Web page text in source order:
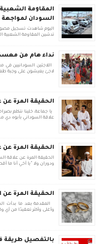
المقاومة
السودان لمواجهة
اليوم شاهدت تسجيل
تدشين المقاومة الشعبية
نداء هام من
لاجئ يعيشون على وجبة
الحقيقة المرة عن
يا جماعة، خلينا نتكلم
علاقة السوداني بأبوه
الحقيقة المرة عن
الحقيقة المرة عن علاقة
ودوران ولا "يا أخي أنا ما
الحقيقة المرة عن
وأغلى وأكثر تعقيدًا من
بالتفصيل طريقة